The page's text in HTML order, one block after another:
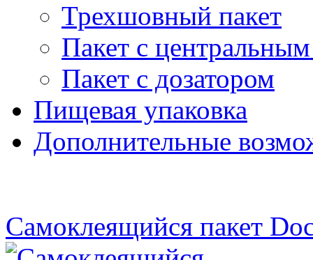
Трехшовный пакет
Пакет с
Пакет с дозатором
Пищевая упаковка
Дополнительные
Самоклеящийся пакет